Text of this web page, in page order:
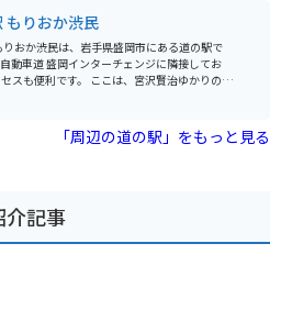
ト時は広い駐車場が満車になるほど多くの方
ますので、駐車できない場合がありますので、
くださいませ。
ンプ場などもあり、観光の拠点としても便利
も行っています。 また、近隣には、歴史的な
しい自然など、見どころもたくさんありま
もりおか渋民
りおか渋民は、岩手県盛岡市にある道の駅で
動車道 盛岡インターチェンジに隣接してお
す。 ここは、宮沢賢治ゆかりの地
られており、童話『銀河鉄道の夜』に登場す
れられるスポットとして、多くの観光客が訪れ
ます。軽食コーナーには、ソフトクリームや
乳を使ったスイーツもあり、休憩にも最適で
「周辺の道の駅」をもっと見る
介記事